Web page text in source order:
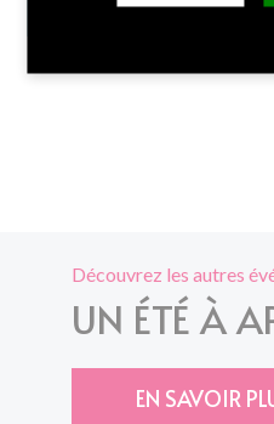
Découvrez les autres
UN ÉTÉ À
EN SAVOIR